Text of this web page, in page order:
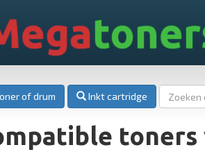
of drum Inkt cartridge
toners